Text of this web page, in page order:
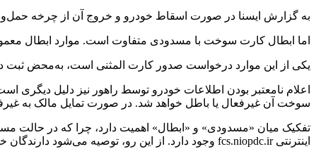
به گزارش ایسنا در صورت اسقاط خودرو و خروج آن از چرخه
اما ابطال کارت سوخت با مسدودی متفاوت است. موارد ابطال
یکی از این موارد درخواست صدور کارت المثنی است، به‌محض ثبت
اعلام نامعتبر بودن اطلاعات خودرو توسط راهور نیز دلیل دیگری
سوخت آن غیرفعال یا باطل خواهد شد. در صورت تمایل مالک به
تفکیک میان «مسدودی» و «ابطال» اهمیت دارد، چرا که در حالت
اینترنتی fcs.niopdc.ir وجود دارد. از این رو، توصیه می‌شود دارندگان خودرو هنگام مفقودی یا خرابی کارت، صرفاً از مسیرهای رسمی اقدام کرده و از ثبت درخواست‌های غیرضروری برای المثنی خودداری کنند.